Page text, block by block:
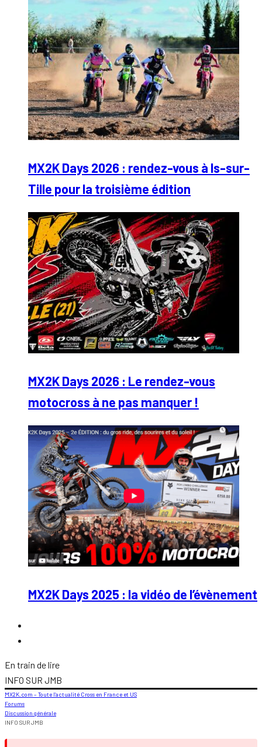
MX2K Days 2026 : rendez-vous à Is-sur-
Tille pour la troisième édition
MX2K Days 2026 : Le rendez-vous
motocross à ne pas manquer !
MX2K Days 2025 : la vidéo de l’évènement
En train de lire
INFO SUR JMB
MX2K.com – Toute l’actualité Cross en France et US
Forums
Discussion générale
INFO SUR JMB